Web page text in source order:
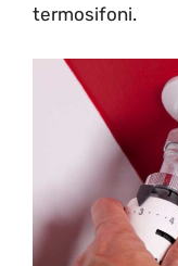
termosifoni.